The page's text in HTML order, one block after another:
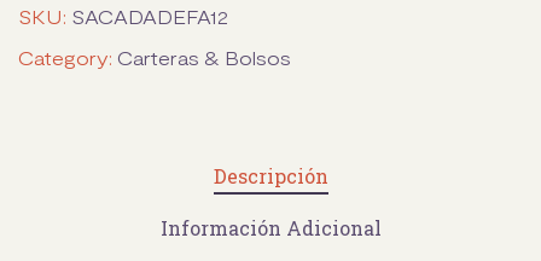
SKU: SACADADEFA12
Category: Carteras & Bolsos
Descripción
Información Adicional